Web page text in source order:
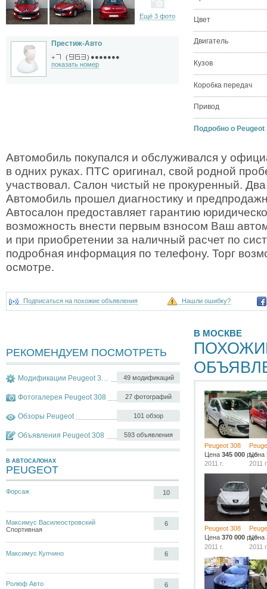
Ещё 3 фото
Престиж-Авто
+ ( ) ●●●●●●●
показать номер
Цвет
Двигатель
Кузов
Коробка передач
Привод
Подробно о Peugeot
Автомобиль покупался и обслуживался у
в одних руках. ПТС оригинал, свой родной
участвовал. Салон чистый не прокуренный.
Автомобиль прошел диагностику и
Автосалон предоставляет гарантию
возможность внести первым взносом Ваш
и при приобретении за наличный расчет по
подробная информация по телефону. Торг
осмотре.
Подписаться на похожие объявления Нашли ошибку?
РЕКОМЕНДУЕМ ПОСМОТРЕТЬ
49 модификаций
Модификации Peugeot 308
27 фотографий
Фотогалерея Peugeot 308
101 обзор
Обзоры Peugeot
593 объявления
Объявления Peugeot 308
В АВТОСАЛОНАХ
PEUGEOT
Форсаж 10
Максимус Василеостровский
Спортивная
6
Максимус Купчино 6
Ролюф Авто 6
В МОСКВЕ
Peugeot 308
Цена 345 000 руб.
2011 г.
Цена
2011
Peugeot 308
Цена 370 000 руб.
2011 г.
Цена
2011